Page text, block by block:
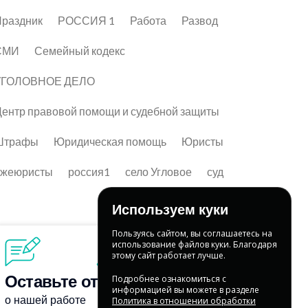
РОССИЯ 1 Работа Развод
Семейный кодекс
ДЕЛО
правовой помощи и судебной защиты
Юридическая помощь Юристы
россия1 село Угловое суд
Используем куки
Пользуясь сайтом, вы соглашаетесь на
использование файлов куки. Благодаря
этому сайт работает лучше.
Подробнее ознакомиться с
информацией вы можете в разделе
Политика в отношении обработки